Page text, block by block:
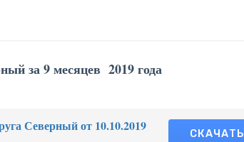
за 9 месяцев 2019 года
СКАЧАТЬ
Северный от 10.10.2019